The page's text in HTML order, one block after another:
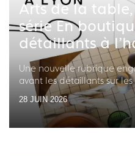
Arts de la
série En
détaillants à
Une nouvelle rubrique
avant les détaillants sur les
28 JUIN 2026